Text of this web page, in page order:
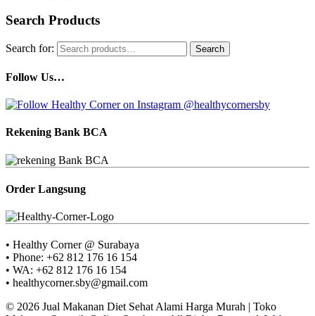
Search Products
Search for: Search
Follow Us…
Rekening Bank BCA
Order Langsung
• Healthy Corner @ Surabaya
• Phone: +62 812 176 16 154
• WA: +62 812 176 16 154
• healthycorner.sby@gmail.com
© 2026 Jual Makanan Diet Sehat Alami Harga Murah | Toko